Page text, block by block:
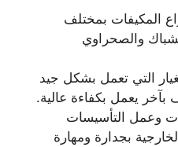
المكيفات بمختلف
والصحراوي
التي تعمل بشكل جيد
بآخر يعمل بكفاءة عالية.
وعمل التأسيسات
بجدارة ومهارة